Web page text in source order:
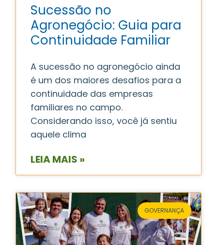
Sucessão no
Agronegócio: Guia para
Continuidade Familiar
A sucessão no agronegócio ainda
é um dos maiores desafios para a
continuidade das empresas
familiares no campo.
Considerando isso, você já sentiu
aquele clima
LEIA MAIS »
GOVERNANÇA